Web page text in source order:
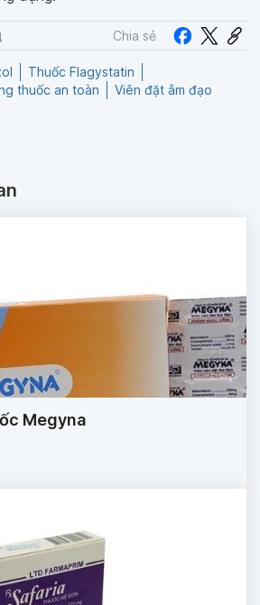
Chia sẻ
Thuốc Flagystatin
thuốc an toàn Viên đặt âm đạo
Megyna